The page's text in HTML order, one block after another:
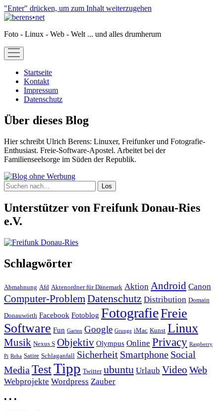
"Enter" drücken, um zum Inhalt weiterzugehen
berens•net
Foto - Linux - Web - Welt ... und alles drumherum
open
menu
Startseite
Kontakt
Impressum
Datenschutz
Sidebar
Über dieses Blog
Hier schreibt Ulrich Berens: Linuxer, Freifunker und Fotografie-
Enthusiast. Freie-Software-Apostel. Arbeitet bei der
Familienseelsorge im Süden der Republik.
Suchen
Unterstützer von Freifunk Donau-Ries
e.V.
Schlagwörter
Abmahnung Afd Aktenordner für Dänemark Aktion Android Canon
Computer-ProblemDatenschutz Distribution Domain
Donauwörth Facebook Fotoblog FotografieFreie
Software Fun Garten Google Grunge iMac Kunst Linux
Musik Nexus S Objektiv Olympus Online Privacy Raspberry
Pi Reha Satire Schlaganfall Sicherheit Smartphone Social
MediaTestTipp Twitter ubuntu Urlaub Video Web
Webprojekte Wordpress Zauber
• • •